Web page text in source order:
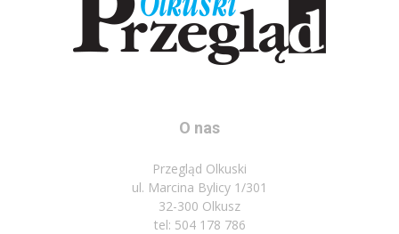
O nas
Przegląd Olkuski
ul. Marcina Bylicy 1/301
32-300 Olkusz
tel: 504 178 786